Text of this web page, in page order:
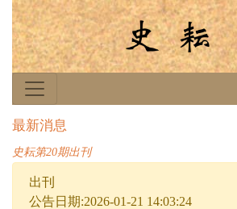
最新消息
史耘第20期出刊
出刊
公告日期:2026-01-21 14:03:24